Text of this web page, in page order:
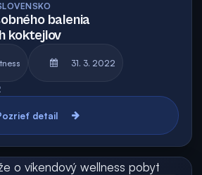
balenia
koktejlov
31. 3. 2022
detail